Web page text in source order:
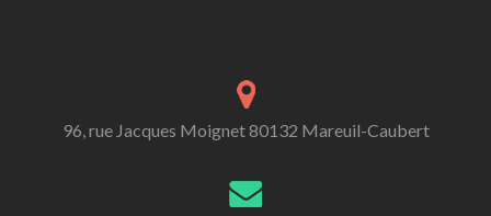
96, rue Jacques Moignet 80132 Mareuil-Caubert